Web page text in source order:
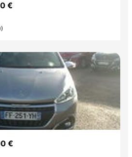
€
€